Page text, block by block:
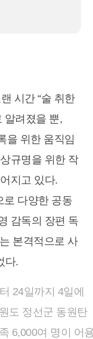
시간 “술 취한
알려졌을 뿐,
을 위한 움직임
규명을 위한 작
지고 있다.
로 다양한 공동
감독의 장편 독
본격적으로 사
다.
24일까지 4일에
도 정선군 동원탄
6,000여 명이 어